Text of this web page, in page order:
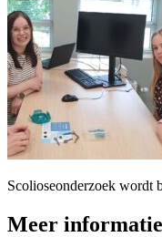
Scolioseonderzoek wordt
Meer